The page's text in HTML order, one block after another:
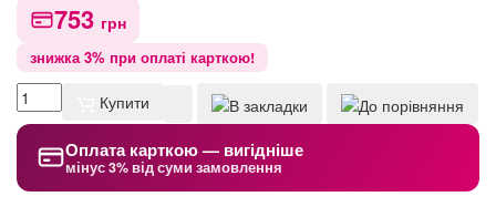
753 грн
знижка 3% при оплаті карткою!
Купити
Оплата карткою — вигідніше
мінус 3% від суми замовлення